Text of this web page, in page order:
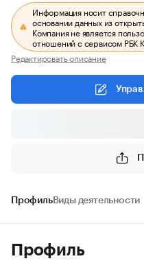
Информация носит
основании данных из
Компания не является
отношений с сервисом РБК
Редактировать описание
ПрофильВиды деятельности
Профиль